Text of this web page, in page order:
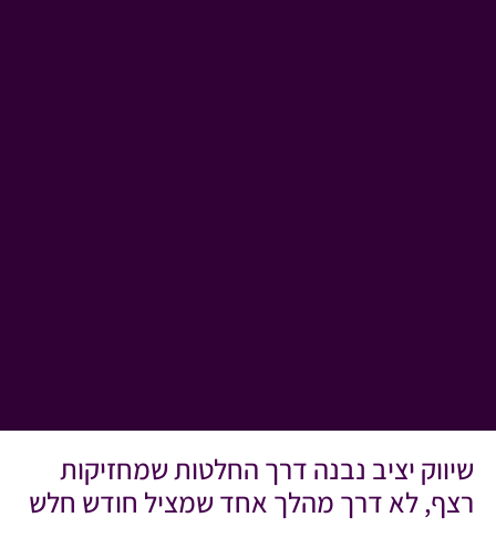
שיווק יציב נבנה דרך החלטות שמחזיקות
רצף, לא דרך מהלך אחד שמציל חודש חלש